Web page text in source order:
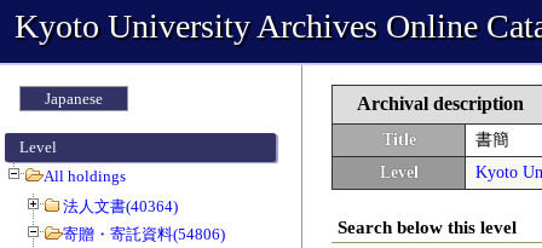
Kyoto University Archives Online
Japanese
Level
All holdings
法人文書(40364)
寄贈・寄託資料(54806)
Archival description
Title
書簡
Level
Kyoto
Search below this level